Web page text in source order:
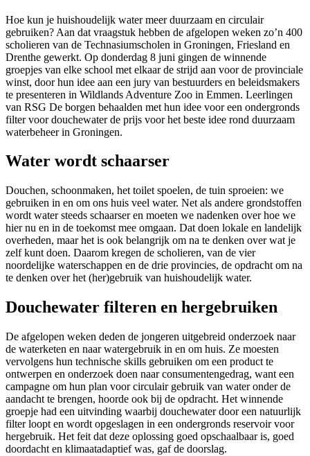
Hoe kun je huishoudelijk water meer duurzaam en circulair
gebruiken? Aan dat vraagstuk hebben de afgelopen weken zo’n 400
scholieren van de Technasiumscholen in Groningen, Friesland en
Drenthe gewerkt. Op donderdag 8 juni gingen de winnende
groepjes van elke school met elkaar de strijd aan voor de provinciale
winst, door hun idee aan een jury van bestuurders en beleidsmakers
te presenteren in Wildlands Adventure Zoo in Emmen. Leerlingen
van RSG De borgen behaalden met hun idee voor een ondergronds
filter voor douchewater de prijs voor het beste idee rond duurzaam
waterbeheer in Groningen.
Water wordt schaarser
Douchen, schoonmaken, het toilet spoelen, de tuin sproeien: we
gebruiken in en om ons huis veel water. Net als andere grondstoffen
wordt water steeds schaarser en moeten we nadenken over hoe we
hier nu en in de toekomst mee omgaan. Dat doen lokale en landelijk
overheden, maar het is ook belangrijk om na te denken over wat je
zelf kunt doen. Daarom kregen de scholieren, van de vier
noordelijke waterschappen en de drie provincies, de opdracht om na
te denken over het (her)gebruik van huishoudelijk water.
Douchewater filteren en hergebruiken
De afgelopen weken deden de jongeren uitgebreid onderzoek naar
de waterketen en naar watergebruik in en om huis. Ze moesten
vervolgens hun technische skills gebruiken om een product te
ontwerpen en onderzoek doen naar consumentengedrag, want een
campagne om hun plan voor circulair gebruik van water onder de
aandacht te brengen, hoorde ook bij de opdracht. Het winnende
groepje had een uitvinding waarbij douchewater door een natuurlijk
filter loopt en wordt opgeslagen in een ondergronds reservoir voor
hergebruik. Het feit dat deze oplossing goed opschaalbaar is, goed
doordacht en klimaatadaptief was, gaf de doorslag.